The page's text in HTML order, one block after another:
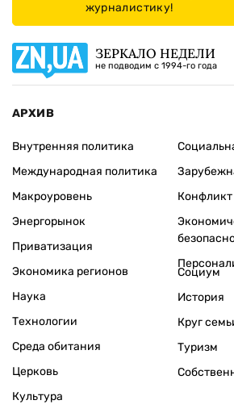
журналистику!
ЗЕРКАЛО НЕДЕЛИ
не подводим с 1994-го года
АРХИВ
Внутренняя политика
Международная политика
Макроуровень
Энергорынок
Приватизация
Экономика регионов
Конфликт
Наука
Технологии
Среда обитания
Церковь
Культура
Социум
История
Круг
Туризм